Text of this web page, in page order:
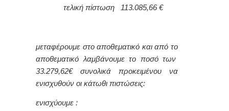
τελική πίστωση 113.085,66 €
μεταφέρουμε στο αποθεματικό και από το
αποθεματικό λαμβάνουμε το ποσό των
33.279,62€ συνολικά προκειμένου να
ενισχυθούν οι κάτωθι πιστώσεις:
ενισχύουμε :